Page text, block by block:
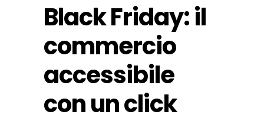
Black Friday: il
commercio
accessibile
con un click